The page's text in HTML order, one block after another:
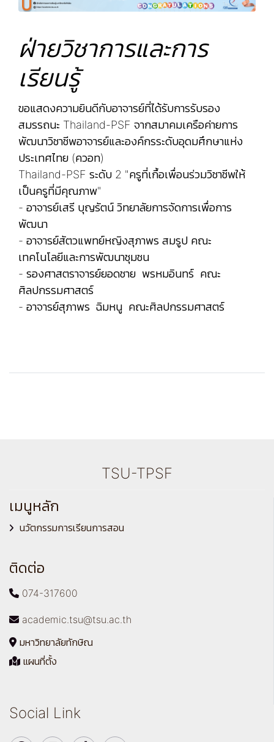
ฝ่ายวิชาการและการ
เรียนรู้
ขอแสดงความยินดีกับอาจารย์ที่ได้รับการรับรอง
สมรรถนะ Thailand-PSF จากสมาคมเครือค่ายการ
พัฒนาวิชาชีพอาจารย์และองค์กรระดับอุดมศึกษาแห่ง
ประเทศไทย (ควอท)
Thailand-PSF ระดับ 2 "ครูที่เกื้อเพื่อนร่วมวิชาชีพให้
เป็นครูที่มีคุณภาพ"
- อาจารย์เสรี บุญรัตน์ วิทยาลัยการจัดการเพื่อการ
พัฒนา
- อาจารย์สัตวแพทย์หญิงสุภาพร สมรูป คณะ
เทคโนโลยีและการพัฒนาชุมชน
- รองศาสตราจารย์ยอดชาย พรหมอินทร์ คณะ
ศิลปกรรมศาสตร์
- อาจารย์สุภาพร ฉิมหนู คณะศิลปกรรมศาสตร์
TSU-TPSF
เมนูหลัก
นวัตกรรมการเรียนการสอน
ติดต่อ
074-317600
academic.tsu@tsu.ac.th
มหาวิทยาลัยทักษิณ
แผนที่ตั้ง
Social Link